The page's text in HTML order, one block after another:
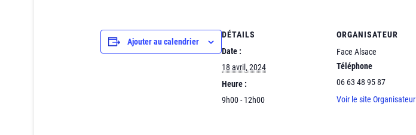
Ajouter au calendrier
DÉTAILS
Date :
18 avril, 2024
Heure :
9h00 - 12h00
ORGANISATEUR
Face Alsace
Téléphone
06 63 48 95 87
Voir le site Organisateur